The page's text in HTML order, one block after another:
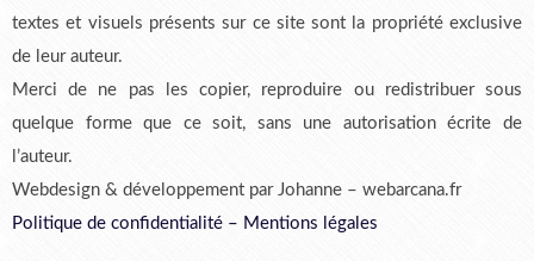
textes et visuels présents sur ce site sont la propriété exclusive
de leur auteur.
Merci de ne pas les copier, reproduire ou redistribuer sous
quelque forme que ce soit, sans une autorisation écrite de
l’auteur.
Webdesign & développement par Johanne – webarcana.fr
Politique de confidentialité – Mentions légales